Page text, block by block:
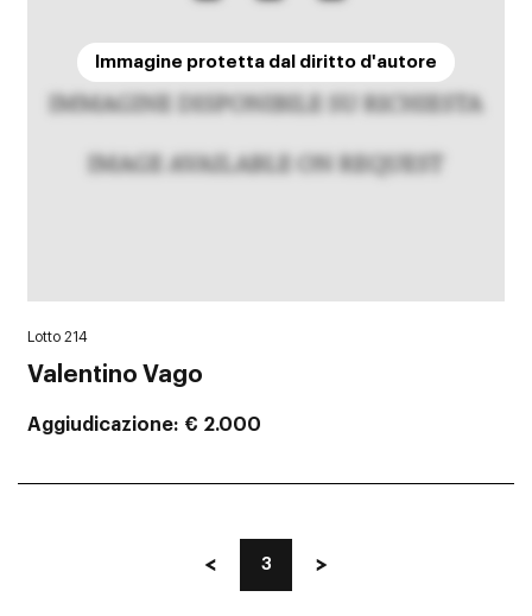
Immagine protetta dal diritto d'autore
Lotto 214
Valentino Vago
Aggiudicazione € 2.000
3